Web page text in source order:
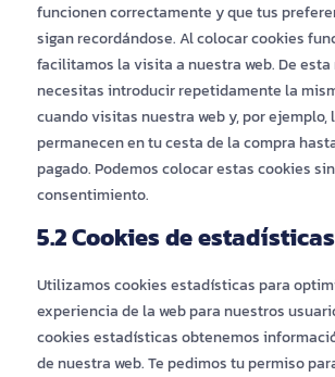
funcionen correctamente y que tus
sigan recordándose. Al colocar cookies
facilitamos la visita a nuestra web. De esta
necesitas introducir repetidamente la
cuando visitas nuestra web y, por ejemplo,
permanecen en tu cesta de la compra
pagado. Podemos colocar estas cookies
consentimiento.
5.2 Cookies de estadísticas
Utilizamos cookies estadísticas para
experiencia de la web para nuestros
cookies estadísticas obtenemos
de nuestra web. Te pedimos tu permiso